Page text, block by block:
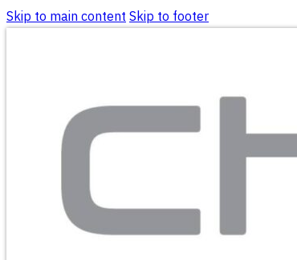
Skip to main contentSkip to footer